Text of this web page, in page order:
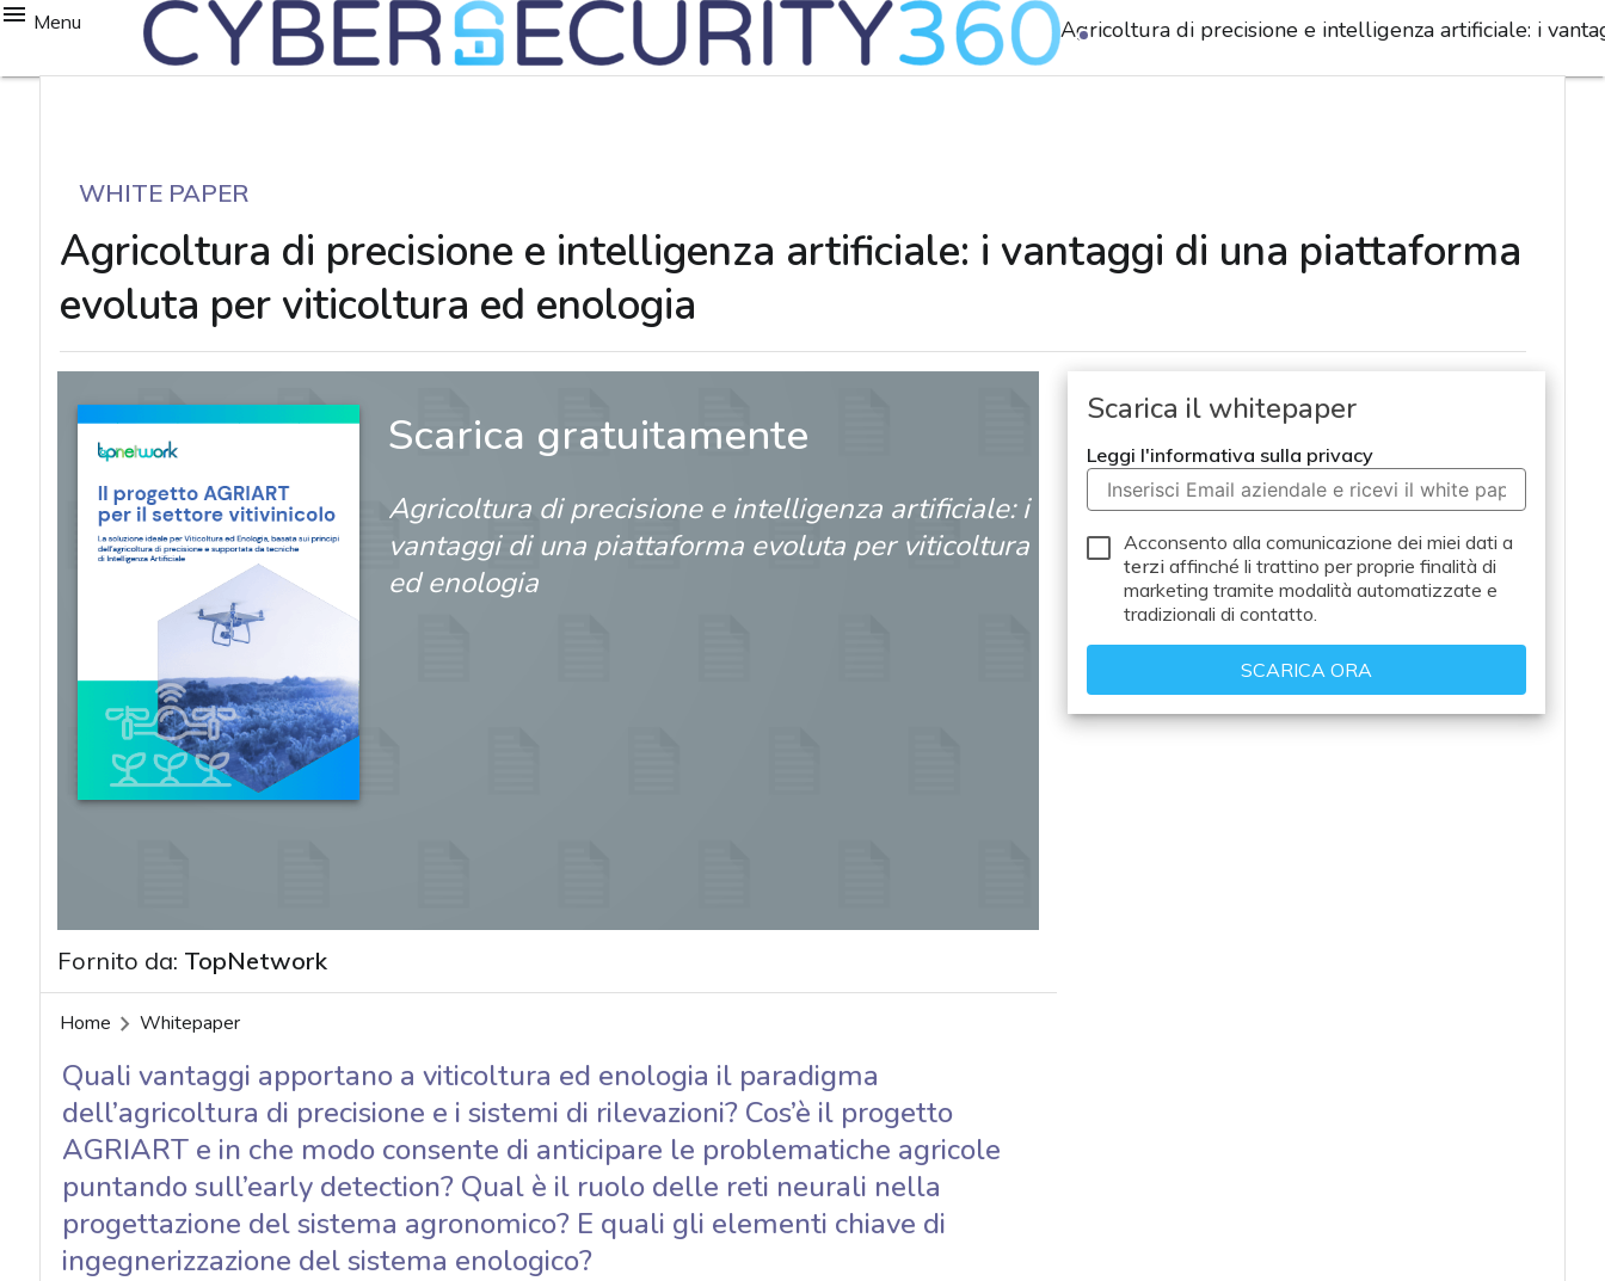
Menu Agricoltura di precisione e intelligenza artificiale: i
WHITE PAPER
Agricoltura di precisione e intelligenza artificiale: i vantaggi di una piattaforma
evoluta per viticoltura ed enologia
Scarica gratuitamente
Agricoltura di precisione e intelligenza artificiale: i
vantaggi di una piattaforma evoluta per viticoltura
ed enologia
Fornito da: TopNetwork
Home Whitepaper
Quali vantaggi apportano a viticoltura ed enologia il paradigma
dell’agricoltura di precisione e i sistemi di rilevazioni? Cos’è il progetto
AGRIART e in che modo consente di anticipare le problematiche agricole
puntando sull’early detection? Qual è il ruolo delle reti neurali nella
progettazione del sistema agronomico? E quali gli elementi chiave di
ingegnerizzazione del sistema enologico?
Scarica il whitepaper
Leggi l'informativa sulla privacy
Acconsento alla comunicazione dei miei dati a
terzi affinché li trattino per proprie finalità di
marketing tramite modalità automatizzate e
tradizionali di contatto.